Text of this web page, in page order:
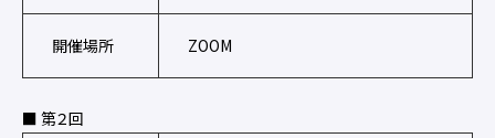
開催場所 ZOOM
■ 第２回